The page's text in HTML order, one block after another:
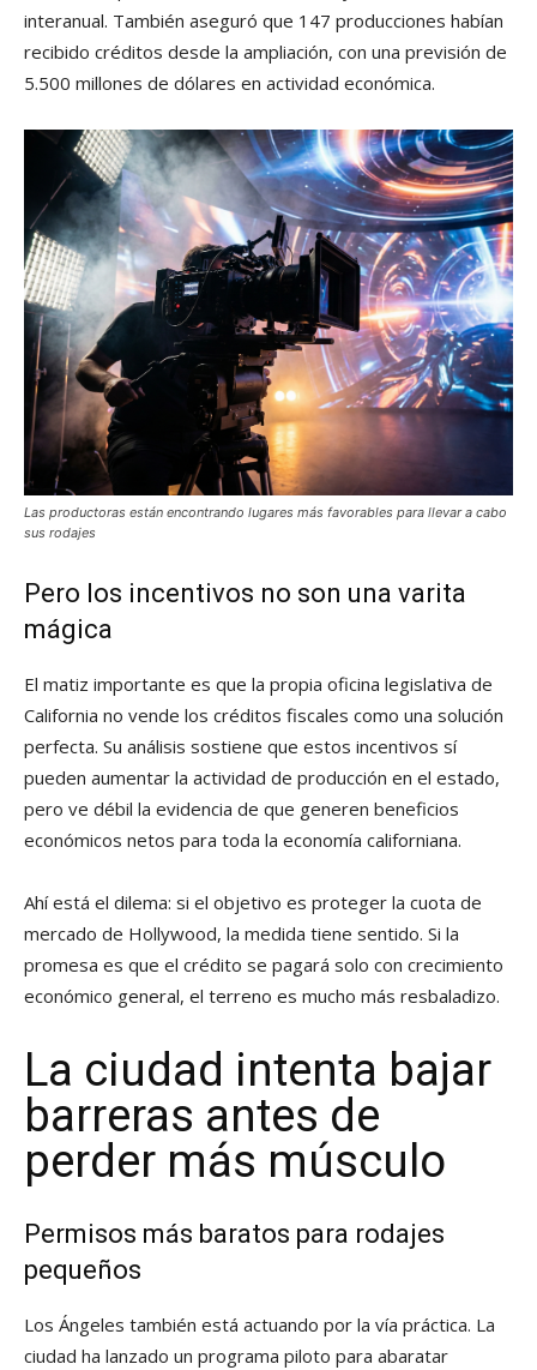
interanual. También aseguró que 147 producciones habían
recibido créditos desde la ampliación, con una previsión de
5.500 millones de dólares en actividad económica.
Las productoras están encontrando lugares más favorables para llevar a cabo
sus rodajes
Pero los incentivos no son una varita
mágica
El matiz importante es que la propia oficina legislativa de
California no vende los créditos fiscales como una solución
perfecta. Su análisis sostiene que estos incentivos sí
pueden aumentar la actividad de producción en el estado,
pero ve débil la evidencia de que generen beneficios
económicos netos para toda la economía californiana.
Ahí está el dilema: si el objetivo es proteger la cuota de
mercado de Hollywood, la medida tiene sentido. Si la
promesa es que el crédito se pagará solo con crecimiento
económico general, el terreno es mucho más resbaladizo.
La ciudad intenta bajar
barreras antes de
perder más músculo
Permisos más baratos para rodajes
pequeños
Los Ángeles también está actuando por la vía práctica. La
ciudad ha lanzado un programa piloto para abaratar